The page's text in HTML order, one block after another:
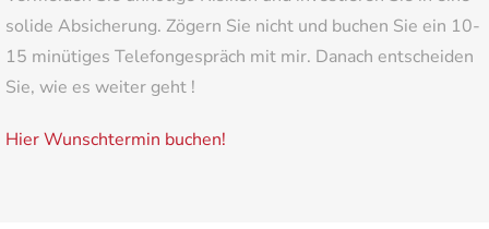
solide Absicherung. Zögern Sie nicht und buchen Sie ein 10-
15 minütiges Telefongespräch mit mir. Danach entscheiden
Sie, wie es weiter geht !
Hier Wunschtermin buchen!